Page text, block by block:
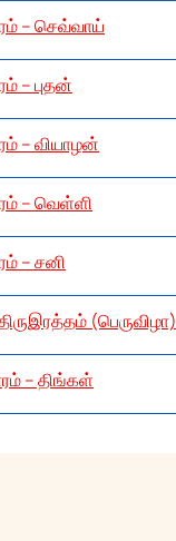
– செவ்வாய்
– புதன்
– வியாழன்
– வெள்ளி
– சனி
(பெருவிழா)
– திங்கள்